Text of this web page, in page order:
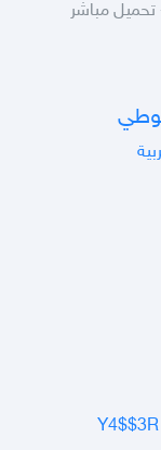
تحميل مباشر
Y4$$3R